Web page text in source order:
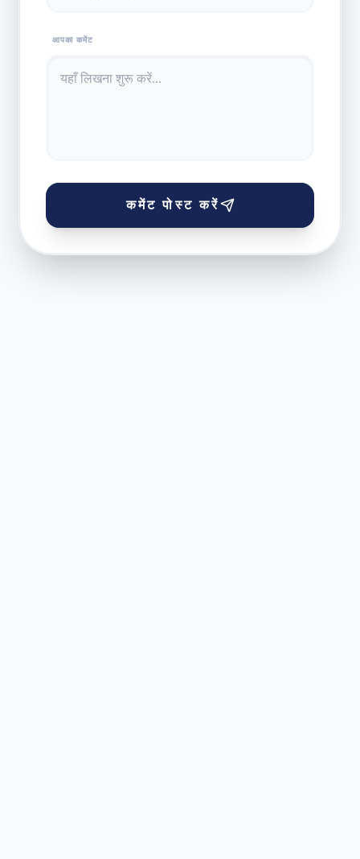
आपका कमेंट
कमेंट पोस्ट करें